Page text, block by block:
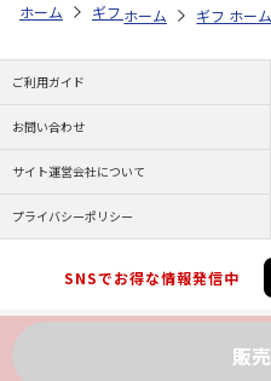
販
ホーム ギフトストア お中元・
ホーム ギフトス
ホーム
ご利用ガイド
お問い合わせ
サイト運営会社について
プライバシーポリシー
SNSでお得な情報発信中